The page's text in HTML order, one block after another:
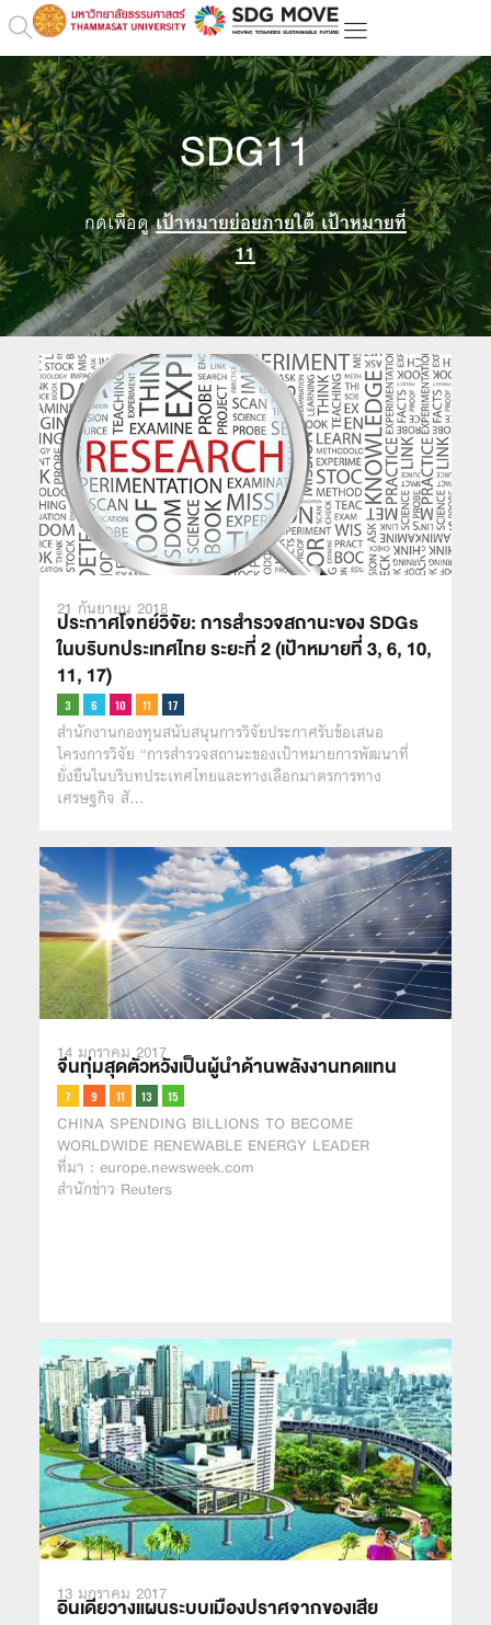
SDG11
กดเพื่อดูเป้าหมายย่อยภายใต้ เป้าหมายที่
11
21 กันยายน 2018
ประกาศโจทย์วิจัย: การสำรวจสถานะของ SDGs
ในบริบทประเทศไทย ระยะที่ 2 (เป้าหมายที่ 3, 6, 10,
11, 17)
สำนักงานกองทุนสนับสนุนการวิจัยประกาศรับข้อเสนอ
โครงการวิจัย “การสำรวจสถานะของเป้าหมายการพัฒนาที่
ยั่งยืนในบริบทประเทศไทยและทางเลือกมาตรการทาง
เศรษฐกิจ สั…
14 มกราคม 2017
จีนทุ่มสุดตัวหวังเป็นผู้นำด้านพลังงานทดแทน
CHINA SPENDING BILLIONS TO BECOME
WORLDWIDE RENEWABLE ENERGY LEADER
ที่มา : europe.newsweek.com
สำนักข่าว Reuters
13 มกราคม 2017
อินเดียวางแผนระบบเมืองปราศจากของเสีย